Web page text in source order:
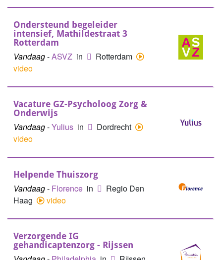
Ondersteund begeleider
intensief, Mathildestraat 3
Rotterdam
Vandaag-ASVZ in
Rotterdam
video
Vacature GZ-Psycholoog Zorg &
Onderwijs
Vandaag-Yulius in
Dordrecht
video
Helpende Thuiszorg
Vandaag- Florence in
Regio Den
Haag
video
Verzorgende IG
gehandicaptenzorg - Rijssen